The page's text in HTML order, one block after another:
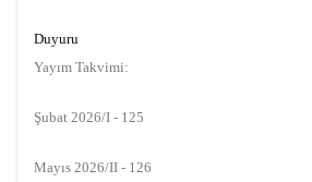
Duyuru
Yayım Takvimi:
Şubat 2026/I - 125
Mayıs 2026/II - 126